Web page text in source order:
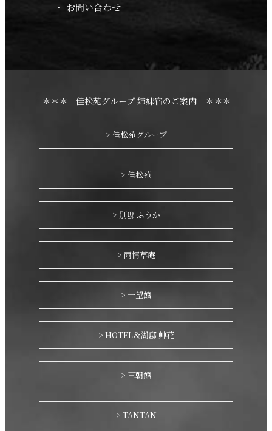
・ お問い合わせ
＊＊＊ 佳松苑グループ 姉妹宿のご案内 ＊＊＊
> 佳松苑グループ
> 佳松苑
> 別邸 ふうか
> 雨情草庵
> 一望館
> HOTEL＆湖邸 艸花
> 三朝館
> TANTAN